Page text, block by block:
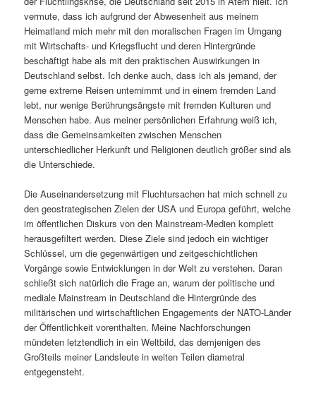
vermute, dass ich aufgrund der Abwesenheit aus meinem
Heimatland mich mehr mit den moralischen Fragen im Umgang
mit Wirtschafts- und Kriegsflucht und deren Hintergründe
beschäftigt habe als mit den praktischen Auswirkungen in
Deutschland selbst. Ich denke auch, dass ich als jemand, der
gerne extreme Reisen unternimmt und in einem fremden Land
lebt, nur wenige Berührungsängste mit fremden Kulturen und
Menschen habe. Aus meiner persönlichen Erfahrung weiß ich,
dass die Gemeinsamkeiten zwischen Menschen
unterschiedlicher Herkunft und Religionen deutlich größer sind als
die Unterschiede.
Die Auseinandersetzung mit Fluchtursachen hat mich schnell zu
den geostrategischen Zielen der USA und Europa geführt, welche
im öffentlichen Diskurs von den Mainstream-Medien komplett
herausgefiltert werden. Diese Ziele sind jedoch ein wichtiger
Schlüssel, um die gegenwärtigen und zeitgeschichtlichen
Vorgänge sowie Entwicklungen in der Welt zu verstehen. Daran
schließt sich natürlich die Frage an, warum der politische und
mediale Mainstream in Deutschland die Hintergründe des
militärischen und wirtschaftlichen Engagements der NATO-Länder
der Öffentlichkeit vorenthalten. Meine Nachforschungen
mündeten letztendlich in ein Weltbild, das demjenigen des
Großteils meiner Landsleute in weiten Teilen diametral
entgegensteht.